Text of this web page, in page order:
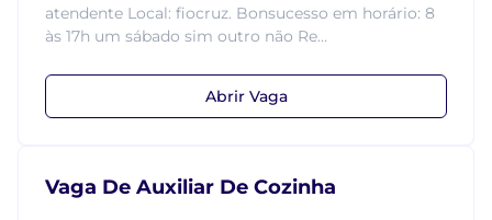
atendente Local: fiocruz. Bonsucesso em horário: 8
às 17h um sábado sim outro não Re...
Abrir Vaga
Vaga De Auxiliar De Cozinha